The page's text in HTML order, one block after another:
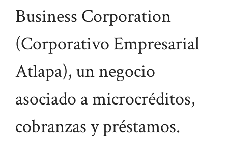
Business Corporation
(Corporativo Empresarial
Atlapa), un negocio
asociado a microcréditos,
cobranzas y préstamos.